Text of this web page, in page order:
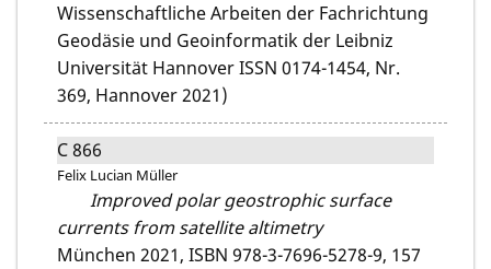
Wissenschaftliche Arbeiten der Fachrichtung
Geodäsie und Geoinformatik der Leibniz
Universität Hannover ISSN 0174-1454, Nr.
369, Hannover 2021)
C 866
Felix Lucian Müller
Improved polar geostrophic surface
currents from satellite altimetry
München 2021, ISBN 978-3-7696-5278-9, 157